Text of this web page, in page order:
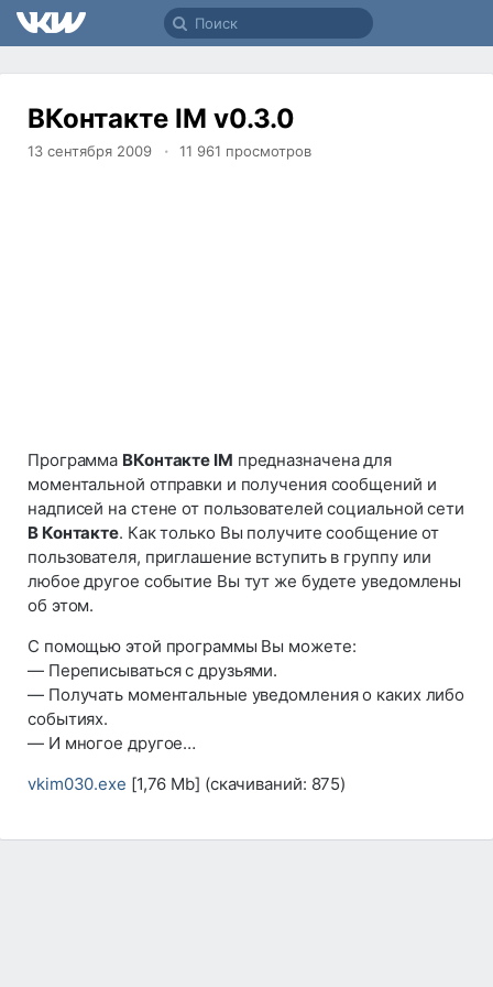
ВКонтакте IM v0.3.0
13 сентября 2009 11 961 просмотров
Программа ВКонтакте IM предназначена для
моментальной отправки и получения сообщений и
надписей на стене от пользователей социальной сети
В Контакте. Как только Вы получите сообщение от
пользователя, приглашение вступить в группу или
любое другое событие Вы тут же будете уведомлены
об этом.
С помощью этой программы Вы можете:
— Переписываться с друзьями.
— Получать моментальные уведомления о каких либо
событиях.
— И многое другое…
vkim030.exe [1,76 Mb] (cкачиваний: 875)